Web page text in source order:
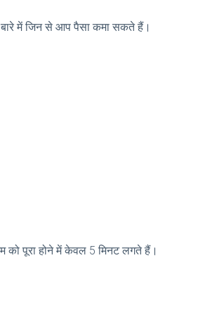
में जिन से आप पैसा कमा सकते हैं।
को पूरा होने में केवल 5 मिनट लगते हैं।